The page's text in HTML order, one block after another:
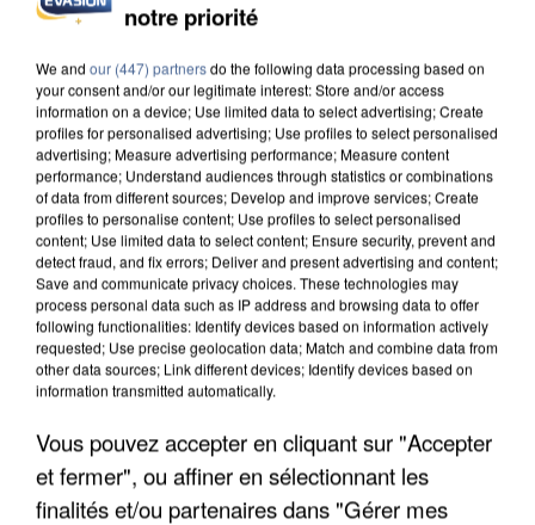
APRÈS TOUTES CES CANICULES, LES REFUGES
L’UN DES FONDATEURS SUPPOSÉS DE LA DZ
MAFIA INTERPELLÉ EN ALGÉRIE
notre priorité
We and our (447) partnersdo the following data processing based on
your consent and/or our legitimate interest: Store and/or access
information on a device; Use limited data to select advertising; Create
profiles for personalised advertising; Use profiles to select personalised
advertising; Measure advertising performance; Measure content
performance; Understand audiences through statistics or combinations
of data from different sources; Develop and improve services; Create
profiles to personalise content; Use profiles to select personalised
content; Use limited data to select content; Ensure security, prevent and
detect fraud, and fix errors; Deliver and present advertising and content;
Save and communicate privacy choices. These technologies may
process personal data such as IP address and browsing data to offer
following functionalities: Identify devices based on information actively
requested; Use precise geolocation data; Match and combine data from
other data sources; Link different devices; Identify devices based on
information transmitted automatically.
Vous pouvez accepter en cliquant sur "Accepter
et fermer", ou affiner en sélectionnant les
finalités et/ou partenaires dans "Gérer mes